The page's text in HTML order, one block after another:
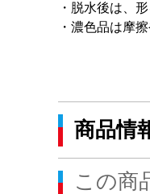
・脱水後は、
・濃色品は摩
商品情
この商